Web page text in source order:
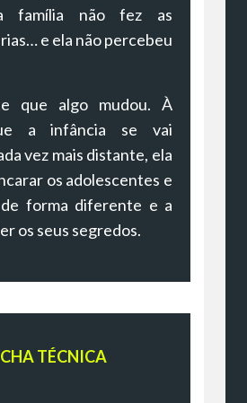
família não fez as
e ela não percebeu
que algo mudou. À
a infância se vai
vez mais distante, ela
os adolescentes e
forma diferente e a
os seus segredos.
TÉCNICA